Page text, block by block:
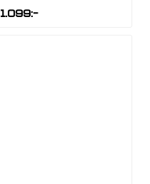
1.099:-